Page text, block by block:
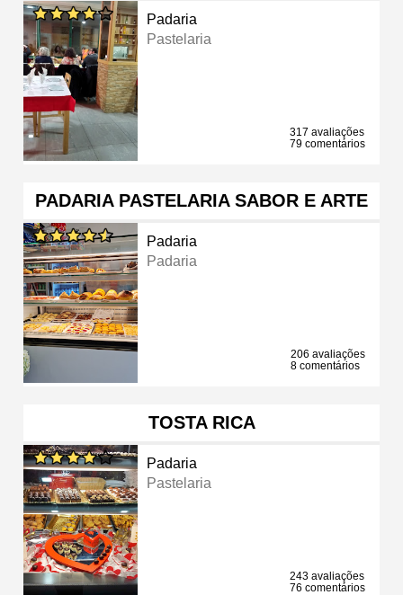
Padaria
Pastelaria
317 avaliações
79 comentários
PADARIA PASTELARIA SABOR E ARTE
Padaria
Padaria
206 avaliações
8 comentários
TOSTA RICA
Padaria
Pastelaria
243 avaliações
76 comentários